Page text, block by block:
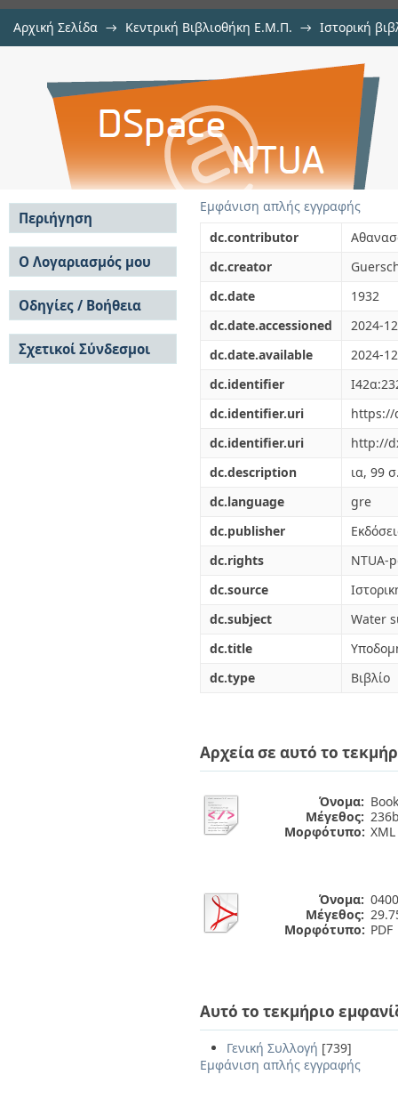
Αρχική Σελίδα → Κεντρική Βιβλιοθήκη Ε.Μ.Π. → Ιστορική
Υποδομή πόλεων Υδρεύσεις
Εμφάνιση απλής εγγραφής
dc.contributor
dc.creator
dc.date
1932
dc.date.accessioned
2024-
dc.date.available
2024-
dc.identifier
dc.identifier.uri
https://
dc.identifier.uri
http://
dc.description
ια, 99
dc.language
gre
dc.publisher
dc.rights
NTUA-
dc.source
dc.subject
Water
dc.title
dc.type
Βιβλίο
Αρχεία σε αυτό το
Όνομα:
Μέγεθος:
Μορφότυπο: XML
Όνομα:
Μέγεθος:
Μορφότυπο: PDF
Αυτό το τεκμήριο
Γενική Συλλογή [739]
Εμφάνιση απλής εγγραφής
Περιήγηση
Σε όλο το DSpace
Κοινότητες & Συλλογές
Ανά Ημερομηνία
Έκδοσης
Συγγραφείς
Τίτλοι
Θέματα
Ο Λογαριασμός μου
Σύνδεση
Εγγραφή
Οδηγίες / Βοήθεια
Οδηγίες Υποβολής
Οδηγίες Χρήσης ΙΑ
Συχνές Ερωτήσεις
Σχετικοί Σύνδεσμοι